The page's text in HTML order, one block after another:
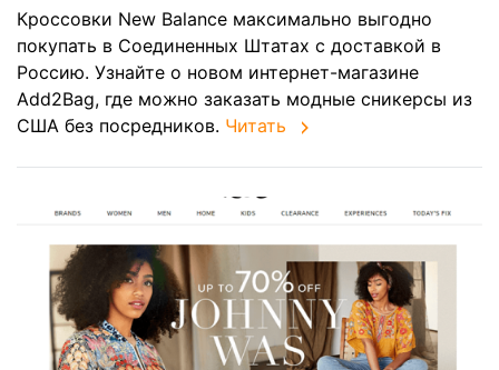
Кроссовки New Balance максимально выгодно
покупать в Соединенных Штатах с доставкой в
Россию. Узнайте о новом интернет-магазине
Add2Bag, где можно заказать модные сникерсы из
США без посредников. Читать